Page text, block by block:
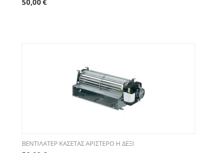
50,00 €
ΒΕΝΤΙΛΑΤΕΡ ΚΑΣΕΤΑΣ ΑΡΙΣΤΕΡΟ Η ΔΕΞΙ